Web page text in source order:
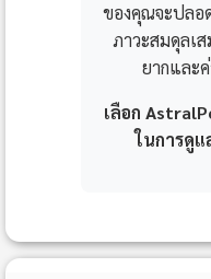
ของคุณจะปลอ
ภาวะสมดุลเ
ยากและ
เลือก
ในการดู